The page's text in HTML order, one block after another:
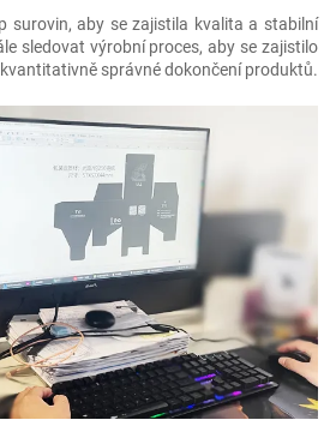
surovin, aby se zajistila kvalita a stabilní
sledovat výrobní proces, aby se zajistilo
správné dokončení produktů.